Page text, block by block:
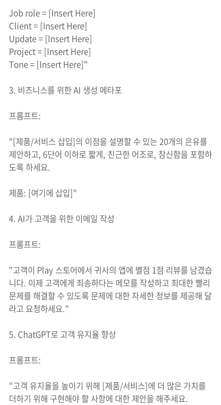
Job role = [Insert Here]
Client = [Insert Here]
Update = [Insert Here]
Project = [Insert Here]
Tone = [Insert Here]"
3. 비즈니스를 위한 AI 생성 메타포
프롬프트:
"[제품/서비스 삽입]의 이점을 설명할 수 있는 20개의 은유를
제안하고, 6단어 이하로 짧게, 친근한 어조로, 참신함을 포함하
도록 하세요.
제품: [여기에 삽입]"
4. AI가 고객을 위한 이메일 작성
프롬프트:
"고객이 Play 스토어에서 귀사의 앱에 별점 1점 리뷰를 남겼습
니다. 이제 고객에게 죄송하다는 메모를 작성하고 최대한 빨리
문제를 해결할 수 있도록 문제에 대한 자세한 정보를 제공해 달
라고 요청하세요."
5. ChatGPT로 고객 유지율 향상
프롬프트:
"고객 유지율을 높이기 위해 [제품/서비스]에 더 많은 가치를
더하기 위해 구현해야 할 사항에 대한 제안을 해주세요.